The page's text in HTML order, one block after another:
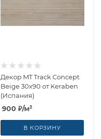
Декор MT Track Concept
Beige 30x90 от Keraben
(Испания)
900 ₽/м²
В КОРЗИНУ